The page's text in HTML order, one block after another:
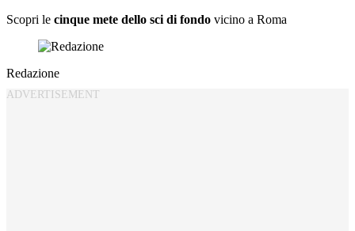
Scopri le cinque mete dello sci di fondo vicino a Roma
Redazione